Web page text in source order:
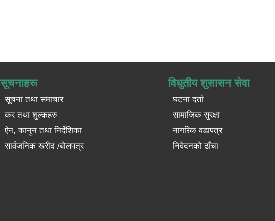
सूचनाहरू
सूचना तथा समाचार
कर तथा शुल्कहरु
ऐन, कानुन तथा निर्देशिका
सार्वजनिक खरीद /बोलपत्र
विधुतीय शुसासन सेवा
घटना दर्ता
सामाजिक सुरक्षा
नागरिक वडापत्र
निवेदनको ढाँचा